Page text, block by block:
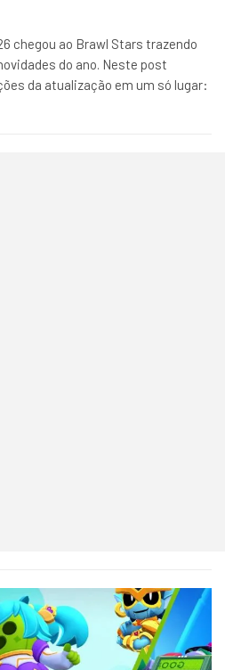
chegou ao Brawl Stars trazendo
do ano. Neste post
da atualização em um só lugar: